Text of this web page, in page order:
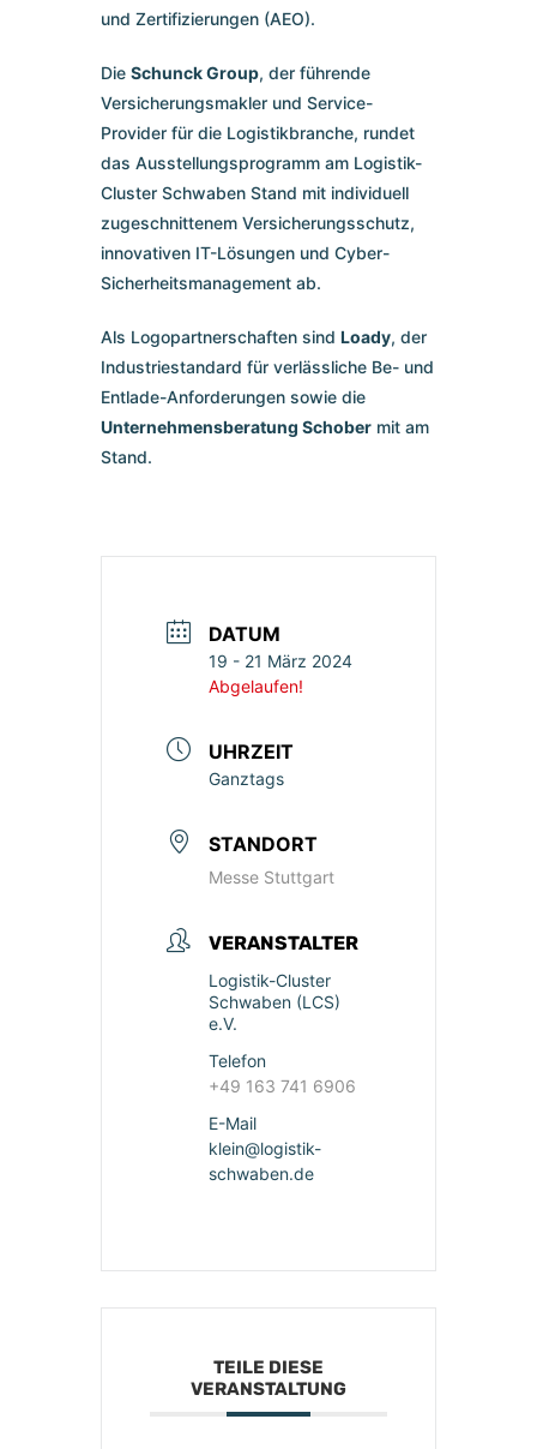
und Zertifizierungen (AEO).
Die Schunck Group, der führende
Versicherungsmakler und Service-
Provider für die Logistikbranche, rundet
das Ausstellungsprogramm am Logistik-
Cluster Schwaben Stand mit individuell
zugeschnittenem Versicherungsschutz,
innovativen IT-Lösungen und Cyber-
Sicherheitsmanagement ab.
Als Logopartnerschaften sind Loady, der
Industriestandard für verlässliche Be- und
Entlade-Anforderungen sowie die
Unternehmensberatung Schober mit am
Stand.
DATUM
19 - 21 März 2024
Abgelaufen!
UHRZEIT
Ganztags
STANDORT
Messe Stuttgart
VERANSTALTER
Logistik-Cluster
Schwaben (LCS)
e.V.
Telefon
+49 163 741 6906
E-Mail
klein@logistik-
schwaben.de
TEILE DIESE
VERANSTALTUNG